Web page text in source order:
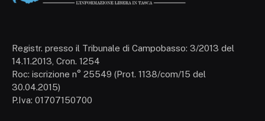
Registr. presso il Tribunale di Campobasso: 3/2013 del
14.11.2013, Cron. 1254
Roc: iscrizione n° 25549 (Prot. 1138/com/15 del
30.04.2015)
P.Iva: 01707150700